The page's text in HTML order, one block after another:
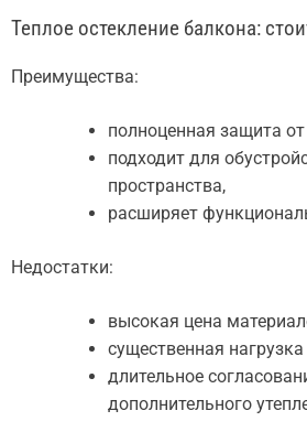
Теплое остекление балкона:
Преимущества:
полноценная защита
подходит для
пространства,
расширяет
Недостатки:
высокая цена
существенная
длительное
дополнительного